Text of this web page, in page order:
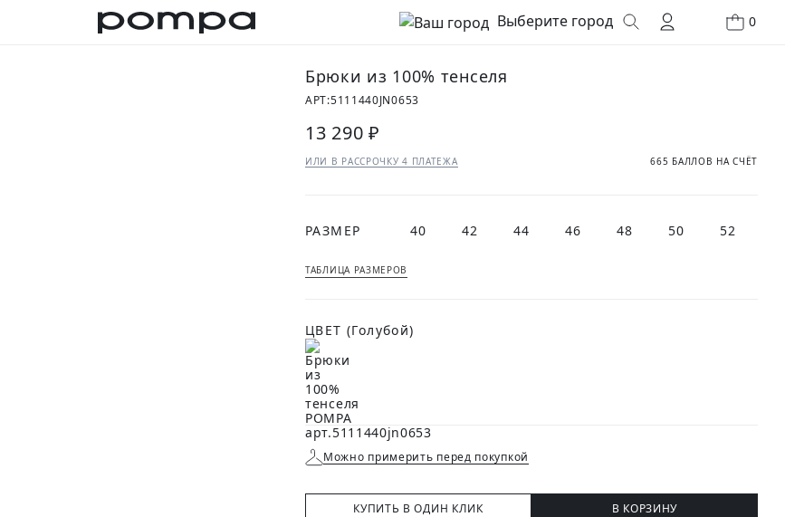
Выберите город 0
Брюки из 100% тенселя
АРТ:5111440JN0653
13 290 ₽
ИЛИ В РАССРОЧКУ 4 ПЛАТЕЖА 665 БАЛЛОВ НА СЧЁТ
РАЗМЕР 40 42 44 46 48 50 52
ТАБЛИЦА РАЗМЕРОВ
ЦВЕТ (Голубой)
Можно примерить перед покупкой
КУПИТЬ В ОДИН КЛИК В КОРЗИНУ